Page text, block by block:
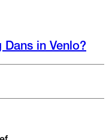
in Venlo?
als